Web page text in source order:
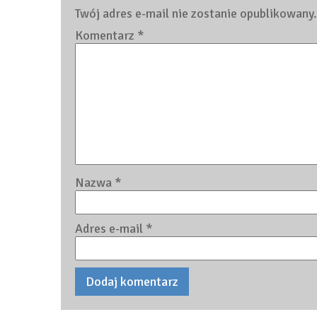
Twój adres e-mail nie zostanie opublikowany.
Komentarz *
Nazwa *
Adres e-mail *